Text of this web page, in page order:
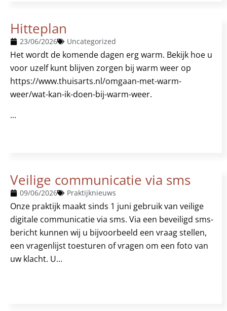
Hitteplan
23/06/2026 Uncategorized
Het wordt de komende dagen erg warm. Bekijk hoe u
voor uzelf kunt blijven zorgen bij warm weer op
https://www.thuisarts.nl/omgaan-met-warm-
weer/wat-kan-ik-doen-bij-warm-weer.
...
Veilige communicatie via sms
09/06/2026 Praktijknieuws
Onze praktijk maakt sinds 1 juni gebruik van veilige
digitale communicatie via sms. Via een beveiligd sms-
bericht kunnen wij u bijvoorbeeld een vraag stellen,
een vragenlijst toesturen of vragen om een foto van
uw klacht. U...